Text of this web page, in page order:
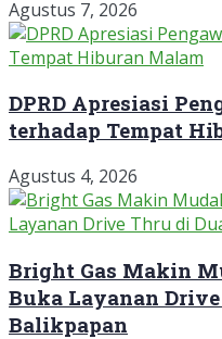
Agustus 7, 2026
DPRD Apresiasi
terhadap Tempat
Agustus 4, 2026
Bright Gas Makin
Buka Layanan
Balikpapan